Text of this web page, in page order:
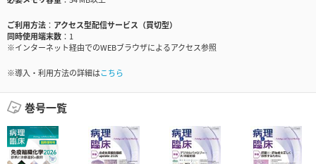
ご利用方法
アクセス型配信サービス（買切型）
同時使用端末数
1
※インターネット経由でのWEBブラウザによるアクセス参照
※導入・利用方法の詳細はこちら
巻号一覧